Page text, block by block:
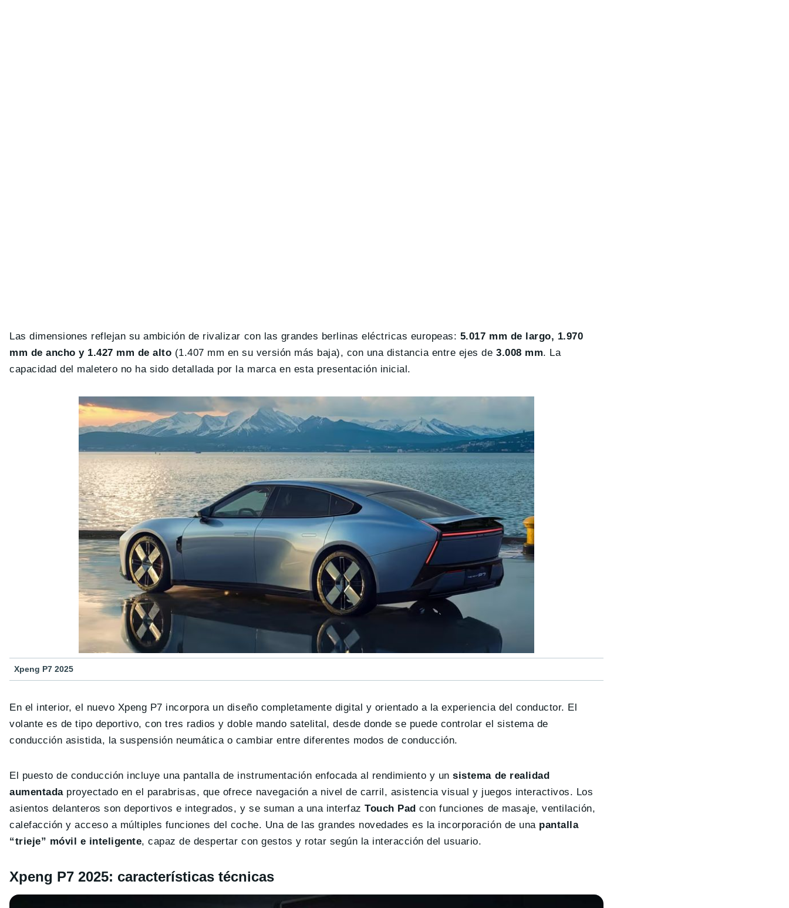
Las dimensiones reflejan su ambición de rivalizar con las grandes berlinas eléctricas europeas: 5.017 mm de largo, 1.970
mm de ancho y 1.427 mm de alto (1.407 mm en su versión más baja), con una distancia entre ejes de 3.008 mm. La
capacidad del maletero no ha sido detallada por la marca en esta presentación inicial.
Xpeng P7 2025
En el interior, el nuevo Xpeng P7 incorpora un diseño completamente digital y orientado a la experiencia del conductor. El
volante es de tipo deportivo, con tres radios y doble mando satelital, desde donde se puede controlar el sistema de
conducción asistida, la suspensión neumática o cambiar entre diferentes modos de conducción.
El puesto de conducción incluye una pantalla de instrumentación enfocada al rendimiento y unsistema de realidad
aumentadaproyectado en el parabrisas, que ofrece navegación a nivel de carril, asistencia visual y juegos interactivos. Los
asientos delanteros son deportivos e integrados, y se suman a una interfazTouch Pad con funciones de masaje, ventilación,
calefacción y acceso a múltiples funciones del coche. Una de las grandes novedades es la incorporación de una pantalla
“trieje” móvil e inteligente, capaz de despertar con gestos y rotar según la interacción del usuario.
Xpeng P7 2025: características técnicas